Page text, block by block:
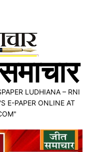
LUDHIANA – RNI
E-PAPER ONLINE AT